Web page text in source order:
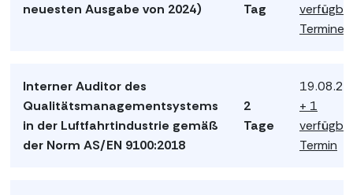
neuesten Ausgabe von 2024)
Tag
Termine
Interner Auditor des
Qualitätsmanagementsystems
in der Luftfahrtindustrie gemäß
der Norm AS/EN 9100:2018
2
Tage
+ 1
Termin